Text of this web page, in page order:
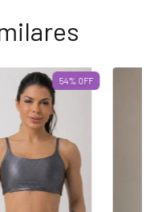
54% OFF